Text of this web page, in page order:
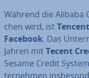
Während die Alibaba
chen wird, ist
Facebook. Das
Jahren mitTecent
Sesame Credit
ter­neh­men